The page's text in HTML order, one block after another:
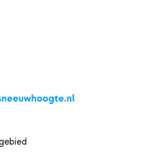
Kaarten